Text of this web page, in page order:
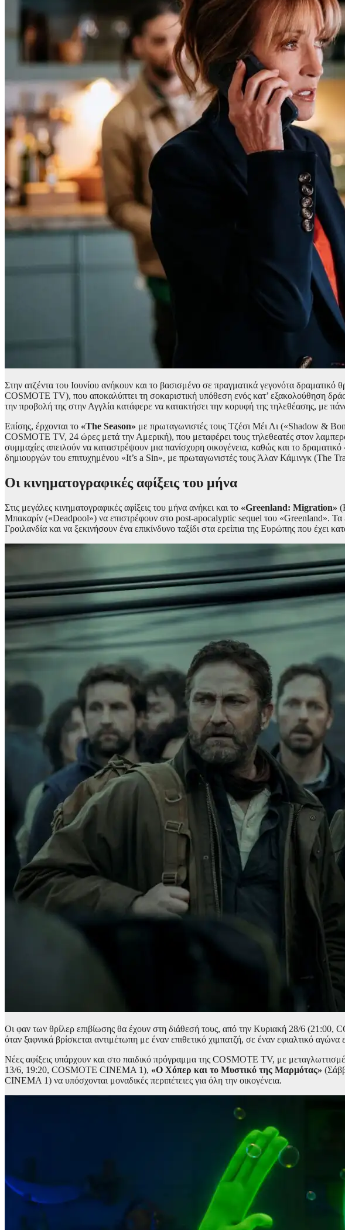
Στην ατζέντα του Ιουνίου ανήκουν και το βασισμένο σε πραγματικά γεγονότα δραματικό
COSMOTE TV), που αποκαλύπτει τη σοκαριστική υπόθεση ενός κατ’ εξακολούθηση
την προβολή της στην Αγγλία κατάφερε να κατακτήσει την κορυφή της τηλεθέασης, με
Επίσης, έρχονται το «The Season» με πρωταγωνιστές τους Τζέσι Μέι Λι («Shadow &
COSMOTE TV, 24 ώρες μετά την Αμερική), που μεταφέρει τους τηλεθεατές στον
συμμαχίες απειλούν να καταστρέψουν μια πανίσχυρη οικογένεια, καθώς και το δραματικό
δημιουργών του επιτυχημένου «It’s a Sin», με πρωταγωνιστές τους Άλαν Κάμινγκ
Οι κινηματογραφικές αφίξεις του μήνα
Στις μεγάλες κινηματογραφικές αφίξεις του μήνα ανήκει και το «Greenland: Migration»
Μπακαρίν («Deadpool») να επιστρέφουν στο post-apocalyptic sequel του «Greenland». Τα
Γροιλανδία και να ξεκινήσουν ένα επικίνδυνο ταξίδι στα ερείπια της Ευρώπης που έχει
Οι φαν των θρίλερ επιβίωσης θα έχουν στη διάθεσή τους, από την Κυριακή 28/6 (21:00,
όταν ξαφνικά βρίσκεται αντιμέτωπη με έναν επιθετικό χιμπατζή, σε έναν εφιαλτικό αγώνα
Νέες αφίξεις υπάρχουν και στο παιδικό πρόγραμμα της COSMOTE TV, με
13/6, 19:20, COSMOTE CINEMA 1), «Ο Χόπερ και το Μυστικό της Μαρμότας»
CINEMA 1) να υπόσχονται μοναδικές περιπέτειες για όλη την οικογένεια.